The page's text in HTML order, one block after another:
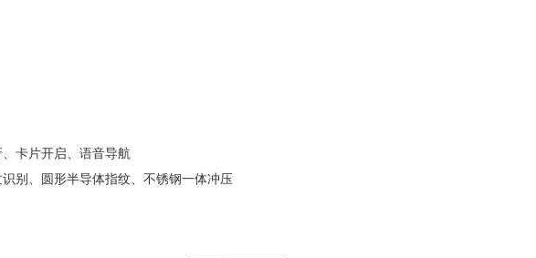
卡片开启、语音导航
别、圆形半导体指纹、不锈钢一体冲压